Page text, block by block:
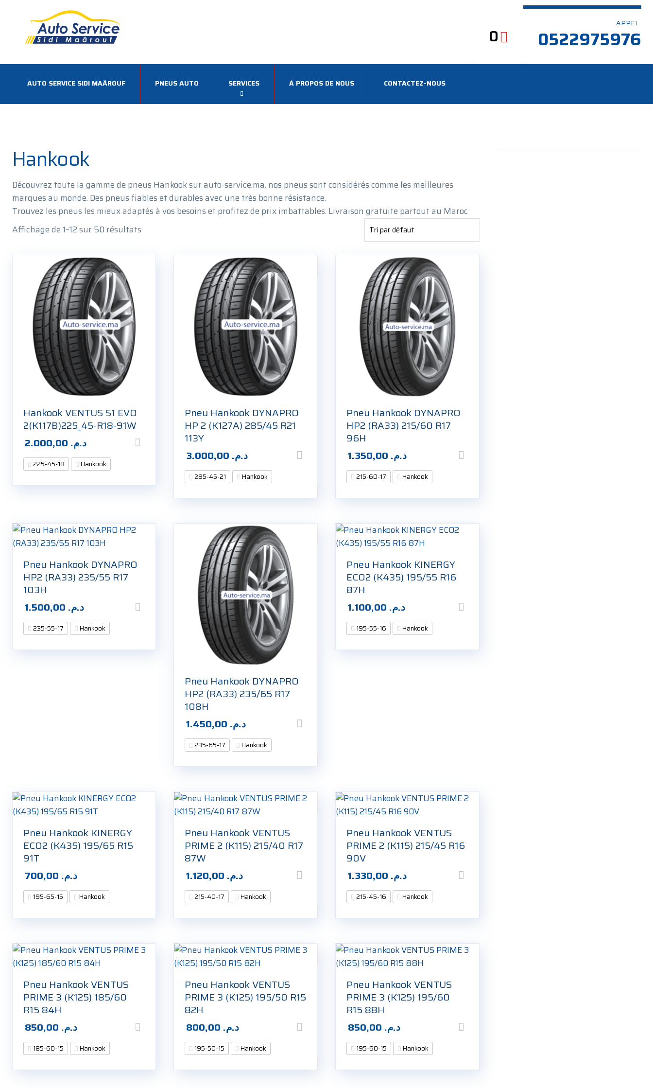
0
APPEL
0522975976
AUTO SERVICE SIDI MAÂROUF PNEUS AUTO SERVICES À PROPOS DE NOUS CONTACTEZ-NOUS
Hankook
Découvrez toute la gamme de pneus Hankook sur auto-service.ma. nos pneus sont considérés comme les meilleures
marques au monde. Des pneus fiables et durables avec une très bonne résistance.
Trouvez les pneus les mieux adaptés à vos besoins et profitez de prix imbattables. Livraison gratuite partout au Maroc
Affichage de 1–12 sur 50 résultats
Hankook VENTUS S1 EVO
2(K117B)225_45-R18-91W
د.م.
225-45-18 Hankook
Pneu Hankook DYNAPRO
HP 2 (K127A) 285/45 R21
113Y
د.م.
285-45-21 Hankook
Pneu Hankook DYNAPRO
HP2 (RA33) 215/60 R17
96H
د.م.
215-60-17 Hankook
Pneu Hankook DYNAPRO
HP2 (RA33) 235/55 R17
103H
د.م.
235-55-17 Hankook
Pneu Hankook DYNAPRO
HP2 (RA33) 235/65 R17
108H
د.م.
235-65-17 Hankook
Pneu Hankook KINERGY
ECO2 (K435) 195/55 R16
87H
د.م.
195-55-16 Hankook
Pneu Hankook KINERGY
ECO2 (K435) 195/65 R15
91T
د.م.
195-65-15 Hankook
Pneu Hankook VENTUS
PRIME 2 (K115) 215/40 R17
87W
د.م.
215-40-17 Hankook
Pneu Hankook VENTUS
PRIME 2 (K115) 215/45 R16
90V
د.م.
215-45-16 Hankook
Pneu Hankook VENTUS
PRIME 3 (K125) 185/60
R15 84H
د.م.
185-60-15 Hankook
Pneu Hankook VENTUS
PRIME 3 (K125) 195/50 R15
82H
د.م.
195-50-15 Hankook
Pneu Hankook VENTUS
PRIME 3 (K125) 195/60
R15 88H
د.م.
195-60-15 Hankook